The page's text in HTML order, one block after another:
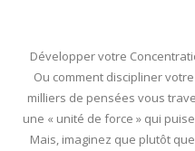
Développer votre
Ou comment discipliner
milliers de pensées vous
une « unité de force » qui
Mais, imaginez que plutôt